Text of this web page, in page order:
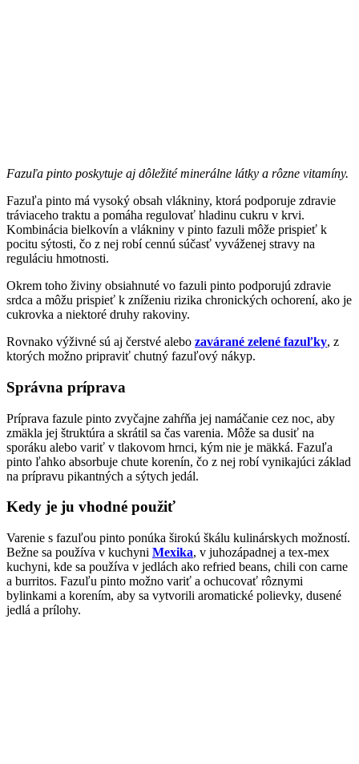
Fazuľa pinto poskytuje aj dôležité minerálne látky a rôzne vitamíny.
Fazuľa pinto má vysoký obsah vlákniny, ktorá podporuje zdravie
tráviaceho traktu a pomáha regulovať hladinu cukru v krvi.
Kombinácia bielkovín a vlákniny v pinto fazuli môže prispieť k
pocitu sýtosti, čo z nej robí cennú súčasť vyváženej stravy na
reguláciu hmotnosti.
Okrem toho živiny obsiahnuté vo fazuli pinto podporujú zdravie
srdca a môžu prispieť k zníženiu rizika chronických ochorení, ako je
cukrovka a niektoré druhy rakoviny.
Rovnako výživné sú aj čerstvé alebo zavárané zelené fazuľky, z
ktorých možno pripraviť chutný fazuľový nákyp.
Správna príprava
Príprava fazule pinto zvyčajne zahŕňa jej namáčanie cez noc, aby
zmäkla jej štruktúra a skrátil sa čas varenia. Môže sa dusiť na
sporáku alebo variť v tlakovom hrnci, kým nie je mäkká. Fazuľa
pinto ľahko absorbuje chute korenín, čo z nej robí vynikajúci základ
na prípravu pikantných a sýtych jedál.
Kedy je ju vhodné použiť
Varenie s fazuľou pinto ponúka širokú škálu kulinárskych možností.
Bežne sa používa v kuchyni Mexika, v juhozápadnej a tex-mex
kuchyni, kde sa používa v jedlách ako refried beans, chili con carne
a burritos. Fazuľu pinto možno variť a ochucovať rôznymi
bylinkami a korením, aby sa vytvorili aromatické polievky, dusené
jedlá a prílohy.